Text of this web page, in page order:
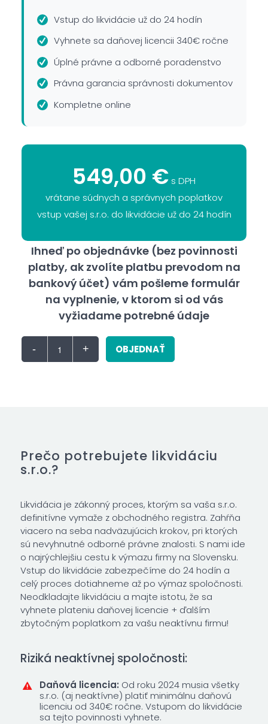
Vstup do likvidácie už do 24 hodín
Vyhnete sa daňovej licencii 340€ ročne
Úplné právne a odborné poradenstvo
Právna garancia správnosti dokumentov
Kompletne online
549,00 € s DPH
vrátane súdnych a správnych poplatkov
vstup vašej s.r.o. do likvidácie už do 24 hodín
Ihneď po objednávke (bez povinnosti
platby, ak zvolíte platbu prevodom na
bankový účet) vám pošleme formulár
na vyplnenie, v ktorom si od vás
vyžiadame potrebné údaje
OBJEDNAŤ
Prečo potrebujete likvidáciu
s.r.o.?
Likvidácia je zákonný proces, ktorým sa vaša s.r.o.
definitívne vymaže z obchodného registra. Zahŕňa
viacero na seba nadväzujúcich krokov, pri ktorých
sú nevyhnutné odborné právne znalosti. S nami ide
o najrýchlejšiu cestu k výmazu firmy na Slovensku.
Vstup do likvidácie zabezpečíme do 24 hodín a
celý proces dotiahneme až po výmaz spoločnosti.
Neodkladajte likvidáciu a majte istotu, že sa
vyhnete plateniu daňovej licencie + ďalším
zbytočným poplatkom za vašu neaktívnu firmu!
Riziká neaktívnej spoločnosti:
Daňová licencia: Od roku 2024 musia všetky
s.r.o. (aj neaktívne) platiť minimálnu daňovú
licenciu od 340€ ročne. Vstupom do likvidácie
sa tejto povinnosti vyhnete.